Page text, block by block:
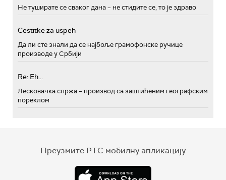
Не туширате се сваког дана – не стидите се, то је здраво
Cestitke za uspeh
Да ли сте знали да се најбоље грамофонске ручице
производе у Србији
Re: Eh...
Лесковачка спржа – производ са заштићеним географским
пореклом
Преузмите РТС мобилну апликацију